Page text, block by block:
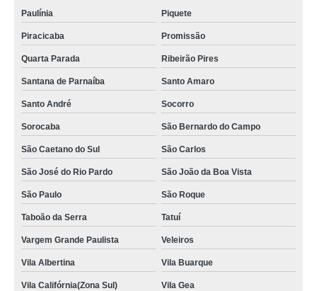
Paulínia Piquete
Piracicaba Promissão
Quarta Parada Ribeirão Pires
Santana de Parnaíba Santo Amaro
Santo André Socorro
Sorocaba São Bernardo do Campo
São Caetano do Sul São Carlos
São José do Rio Pardo São João da Boa Vista
São Paulo São Roque
Taboão da Serra Tatuí
Vargem Grande Paulista Veleiros
Vila Albertina Vila Buarque
Vila Califórnia(Zona Sul) Vila Gea